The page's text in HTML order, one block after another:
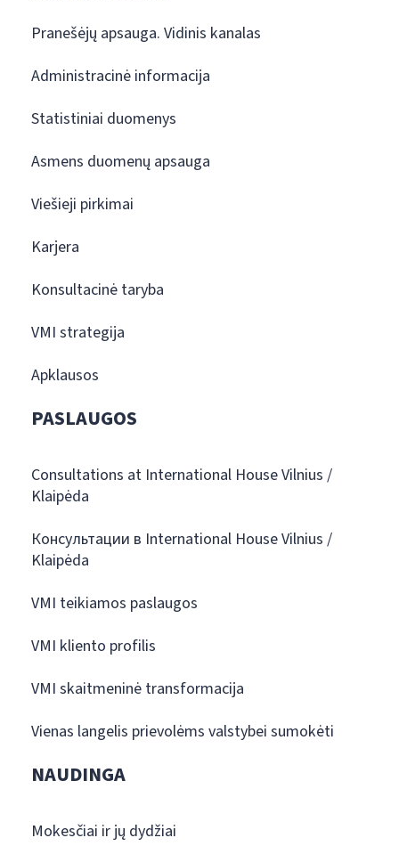
Pranešėjų apsauga. Vidinis kanalas
Administracinė informacija
Statistiniai duomenys
Asmens duomenų apsauga
Viešieji pirkimai
Karjera
Konsultacinė taryba
VMI strategija
Apklausos
PASLAUGOS
Consultations at International House Vilnius /
Klaipėda
Консультации в International House Vilnius /
Klaipėda
VMI teikiamos paslaugos
VMI kliento profilis
VMI skaitmeninė transformacija
Vienas langelis prievolėms valstybei sumokėti
NAUDINGA
Mokesčiai ir jų dydžiai